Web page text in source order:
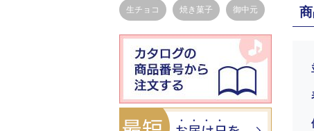
生チョコ 焼き菓子 御中元